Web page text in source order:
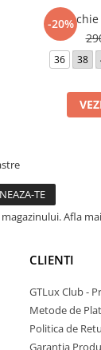
intinde cu 6 cm.
36) si 100 cm
in functie de
-20%
36 38
Afla
CLIENTI
GTLux Club -
Metode de
Politica de
Garantia